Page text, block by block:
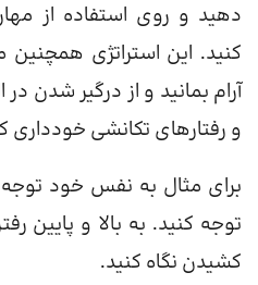
دهید و روی استفاده از
کنید. این استراتژی
آرام بمانید و از درگیر شدن
و رفتارهای تکانشی خودداری
برای مثال به نفس خود
توجه کنید. به بالا و
کشیدن نگاه کنید.